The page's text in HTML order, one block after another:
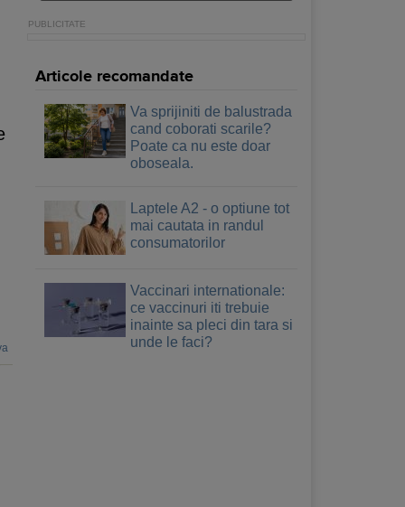
Articole recomandate
Va sprijiniti de balustrada
cand coborati scarile?
Poate ca nu este doar
oboseala.
Laptele A2 - o optiune tot
mai cautata in randul
consumatorilor
Vaccinari internationale:
ce vaccinuri iti trebuie
inainte sa pleci din tara si
unde le faci?